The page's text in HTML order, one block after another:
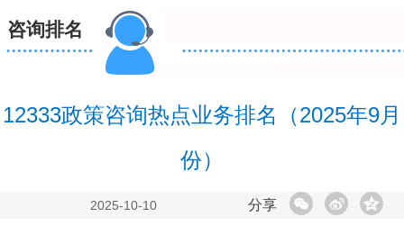
咨询排名
12333政策咨询热点业务排名（2025年9月
份）
2025-10-10 分享